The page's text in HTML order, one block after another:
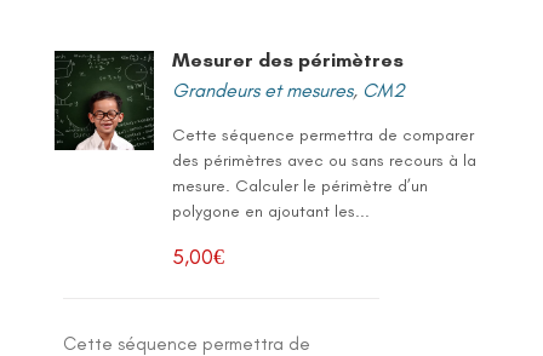
Mesurer des périmètres
Grandeurs et mesures, CM2
Cette séquence permettra de comparer
des périmètres avec ou sans recours à la
mesure. Calculer le périmètre d’un
polygone en ajoutant les...
5,00€
Cette séquence permettra de